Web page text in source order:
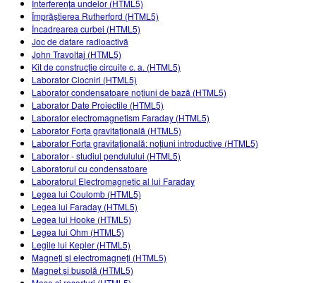
Interferența undelor (HTML5)
Împrăștierea Rutherford (HTML5)
Încadrearea curbei (HTML5)
Joc de datare radioactivă
John Travoltaj (HTML5)
Kit de construcție circuite c. a. (HTML5)
Laborator Ciocniri (HTML5)
Laborator condensatoare noțiuni de bază (HTML5)
Laborator Date Proiectile (HTML5)
Laborator electromagnetism Faraday (HTML5)
Laborator Forța gravitațională (HTML5)
Laborator Forța gravitațională: noțiuni introductive (HTML5)
Laborator - studiul pendulului (HTML5)
Laboratorul cu condensatoare
Laboratorul Electromagnetic al lui Faraday
Legea lui Coulomb (HTML5)
Legea lui Faraday (HTML5)
Legea lui Hooke (HTML5)
Legea lui Ohm (HTML5)
Legile lui Kepler (HTML5)
Magneți și electromagneți (HTML5)
Magnet și busolă (HTML5)